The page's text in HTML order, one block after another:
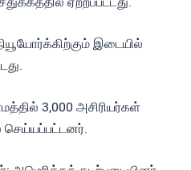
இடையில்
3,000 அசிரியர்கள்
செய்யப்பட்டனர்.